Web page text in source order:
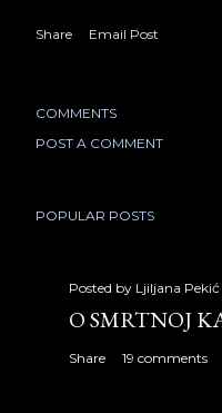
Share Email Post
COMMENTS
POST A COMMENT
POPULAR POSTS
Posted by Ljiljana Pekić
O SMRTNOJ
Share 19 comments